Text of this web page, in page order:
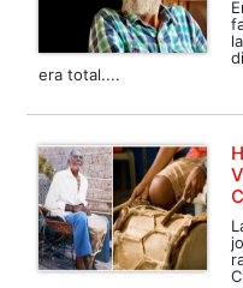
era total....